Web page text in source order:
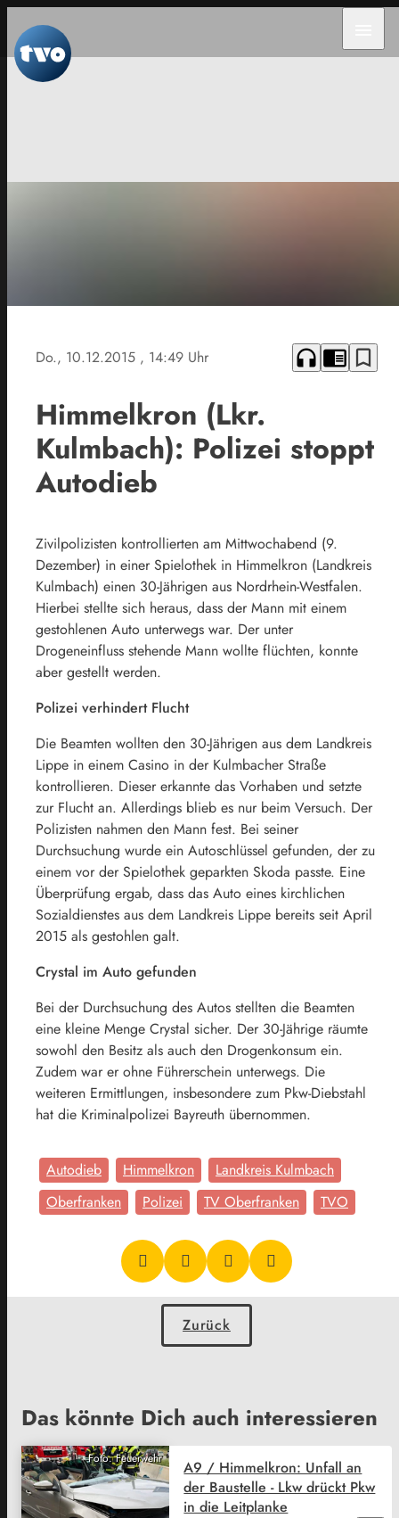
Do., 10.12.2015 , 14:49 Uhr headphones chrome_reader_mode bookmark_border
Himmelkron (Lkr.
Kulmbach): Polizei stoppt
Autodieb
Zivilpolizisten kontrollierten am Mittwochabend (9.
Dezember) in einer Spielothek in Himmelkron (Landkreis
Kulmbach) einen 30-Jährigen aus Nordrhein-Westfalen.
Hierbei stellte sich heraus, dass der Mann mit einem
gestohlenen Auto unterwegs war. Der unter
Drogeneinfluss stehende Mann wollte flüchten, konnte
aber gestellt werden.
Polizei verhindert Flucht
Die Beamten wollten den 30-Jährigen aus dem Landkreis
Lippe in einem Casino in der Kulmbacher Straße
kontrollieren. Dieser erkannte das Vorhaben und setzte
zur Flucht an. Allerdings blieb es nur beim Versuch. Der
Polizisten nahmen den Mann fest. Bei seiner
Durchsuchung wurde ein Autoschlüssel gefunden, der zu
einem vor der Spielothek geparkten Skoda passte. Eine
Überprüfung ergab, dass das Auto eines kirchlichen
Sozialdienstes aus dem Landkreis Lippe bereits seit April
2015 als gestohlen galt.
Crystal im Auto gefunden
Bei der Durchsuchung des Autos stellten die Beamten
eine kleine Menge Crystal sicher. Der 30-Jährige räumte
sowohl den Besitz als auch den Drogenkonsum ein.
Zudem war er ohne Führerschein unterwegs. Die
weiteren Ermittlungen, insbesondere zum Pkw-Diebstahl
hat die Kriminalpolizei Bayreuth übernommen.
Autodieb Himmelkron
Landkreis Kulmbach
Oberfranken
Polizei TV Oberfranken TVO
Zurück
Das könnte Dich auch interessieren
Foto: Feuerwehr
A9 / Himmelkron: Unfall an
der Baustelle - Lkw drückt Pkw
in die Leitplanke